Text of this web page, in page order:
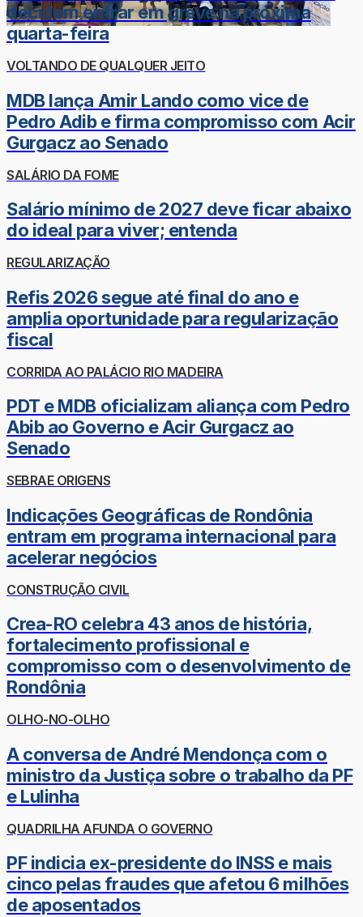
decidem entrar em greve na próxima
quarta-feira
VOLTANDO DE QUALQUER JEITO
MDB lança Amir Lando como vice de
Pedro Adib e firma compromisso com Acir
Gurgacz ao Senado
SALÁRIO DA FOME
Salário mínimo de 2027 deve ficar abaixo
do ideal para viver; entenda
REGULARIZAÇÃO
Refis 2026 segue até final do ano e
amplia oportunidade para regularização
fiscal
CORRIDA AO PALÁCIO RIO MADEIRA
PDT e MDB oficializam aliança com Pedro
Abib ao Governo e Acir Gurgacz ao
Senado
SEBRAE ORIGENS
Indicações Geográficas de Rondônia
entram em programa internacional para
acelerar negócios
CONSTRUÇÃO CIVIL
Crea-RO celebra 43 anos de história,
fortalecimento profissional e
compromisso com o desenvolvimento de
Rondônia
OLHO-NO-OLHO
A conversa de André Mendonça com o
ministro da Justiça sobre o trabalho da PF
e Lulinha
QUADRILHA AFUNDA O GOVERNO
PF indicia ex-presidente do INSS e mais
cinco pelas fraudes que afetou 6 milhões
de aposentados